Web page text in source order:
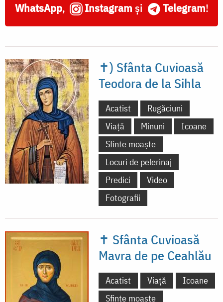
WhatsApp, Instagram și Telegram!
✝) Sfânta Cuvioasă
Teodora de la Sihla
Acatist
Rugăciuni
Viață
Minuni
Icoane
Sfinte moaște
Locuri de pelerinaj
Predici
Video
Fotografii
✝ Sfânta Cuvioasă
Mavra de pe Ceahlău
Acatist Viață
Icoane
Sfinte moaște